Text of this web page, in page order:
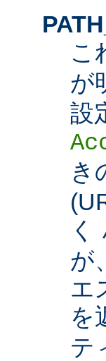
こ
が
設
き
く
が
エ
を
テ